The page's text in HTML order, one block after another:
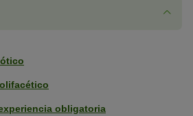
obligatoria